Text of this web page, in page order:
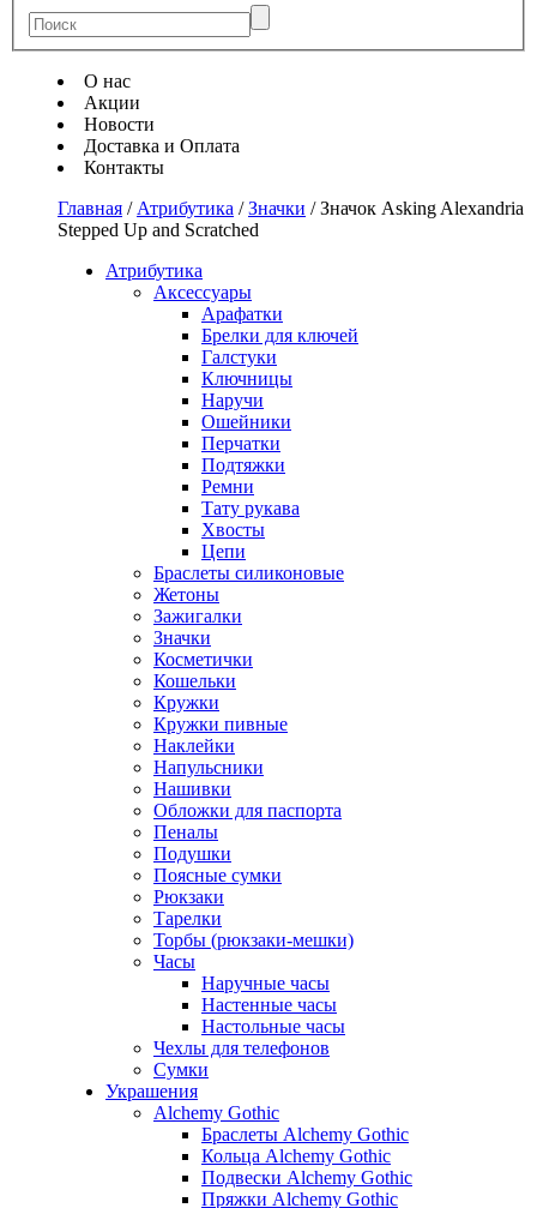
О нас
Акции
Новости
Доставка и Оплата
Контакты
Главная / Атрибутика /Значки /Значок Asking Alexandria
Stepped Up and Scratched
Атрибутика
Аксессуары
Арафатки
Брелки для ключей
Галстуки
Ключницы
Наручи
Ошейники
Перчатки
Подтяжки
Ремни
Тату рукава
Хвосты
Цепи
Браслеты силиконовые
Жетоны
Зажигалки
Значки
Косметички
Кошельки
Кружки
Кружки пивные
Наклейки
Напульсники
Нашивки
Обложки для паспорта
Пеналы
Подушки
Поясные сумки
Рюкзаки
Тарелки
Торбы (рюкзаки-мешки)
Часы
Наручные часы
Настенные часы
Настольные часы
Чехлы для телефонов
Сумки
Украшения
Alchemy Gothic
Браслеты Alchemy Gothic
Кольца Alchemy Gothic
Подвески Alchemy Gothic
Пряжки Alchemy Gothic